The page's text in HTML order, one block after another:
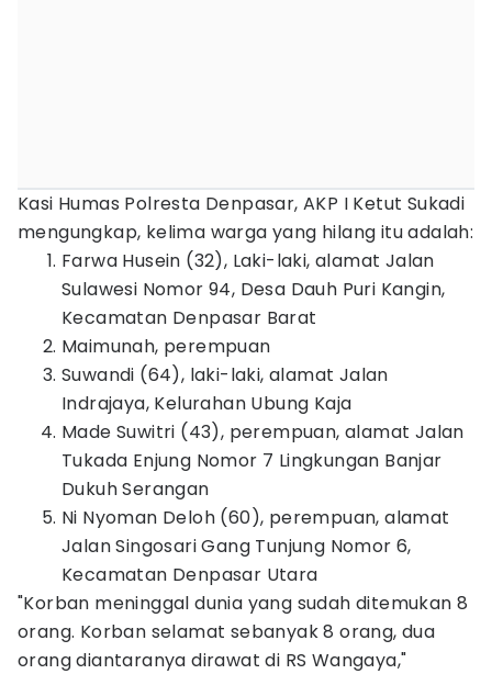
Kasi Humas Polresta Denpasar, AKP I Ketut Sukadi
mengungkap, kelima warga yang hilang itu adalah:
Farwa Husein (32), Laki-laki, alamat Jalan
Sulawesi Nomor 94, Desa Dauh Puri Kangin,
Kecamatan Denpasar Barat
Maimunah, perempuan
Suwandi (64), laki-laki, alamat Jalan
Indrajaya, Kelurahan Ubung Kaja
Made Suwitri (43), perempuan, alamat Jalan
Tukada Enjung Nomor 7 Lingkungan Banjar
Dukuh Serangan
Ni Nyoman Deloh (60), perempuan, alamat
Jalan Singosari Gang Tunjung Nomor 6,
Kecamatan Denpasar Utara
"Korban meninggal dunia yang sudah ditemukan 8
orang. Korban selamat sebanyak 8 orang, dua
orang diantaranya dirawat di RS Wangaya,"